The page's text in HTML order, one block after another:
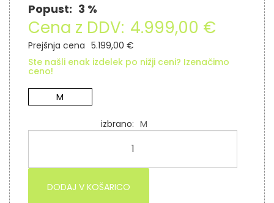
Popust: 3 %
Cena z DDV: 4.999,00 €
Prejšnja cena 5.199,00 €
Ste našli enak izdelek po nižji ceni? Izenačimo
ceno!
M
izbrano M
DODAJ V KOŠARICO